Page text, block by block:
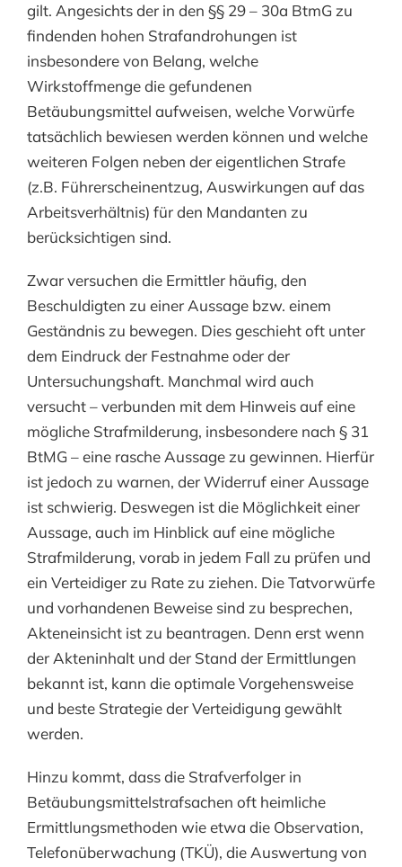
gilt. Angesichts der in den §§ 29 – 30a BtmG zu
findenden hohen Strafandrohungen ist
insbesondere von Belang, welche
Wirkstoffmenge die gefundenen
Betäubungsmittel aufweisen, welche Vorwürfe
tatsächlich bewiesen werden können und welche
weiteren Folgen neben der eigentlichen Strafe
(z.B. Führerscheinentzug, Auswirkungen auf das
Arbeitsverhältnis) für den Mandanten zu
berücksichtigen sind.
Zwar versuchen die Ermittler häufig, den
Beschuldigten zu einer Aussage bzw. einem
Geständnis zu bewegen. Dies geschieht oft unter
dem Eindruck der Festnahme oder der
Untersuchungshaft. Manchmal wird auch
versucht – verbunden mit dem Hinweis auf eine
mögliche Strafmilderung, insbesondere nach § 31
BtMG – eine rasche Aussage zu gewinnen. Hierfür
ist jedoch zu warnen, der Widerruf einer Aussage
ist schwierig. Deswegen ist die Möglichkeit einer
Aussage, auch im Hinblick auf eine mögliche
Strafmilderung, vorab in jedem Fall zu prüfen und
ein Verteidiger zu Rate zu ziehen. Die Tatvorwürfe
und vorhandenen Beweise sind zu besprechen,
Akteneinsicht ist zu beantragen. Denn erst wenn
der Akteninhalt und der Stand der Ermittlungen
bekannt ist, kann die optimale Vorgehensweise
und beste Strategie der Verteidigung gewählt
werden.
Hinzu kommt, dass die Strafverfolger in
Betäubungsmittelstrafsachen oft heimliche
Ermittlungsmethoden wie etwa die Observation,
Telefonüberwachung (TKÜ), die Auswertung von